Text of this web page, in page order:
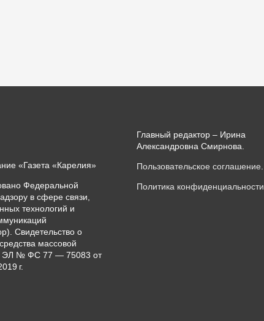
«Газета «Карелия»
Федеральной
в сфере связи,
технологий и
Свидетельство о
массовой
ЭЛ № ФС 77 — 75083 от
г.
Главный редактор – Ирина
Александровна Смирнова.
Пользовательское соглашение
Политика конфиденциальности